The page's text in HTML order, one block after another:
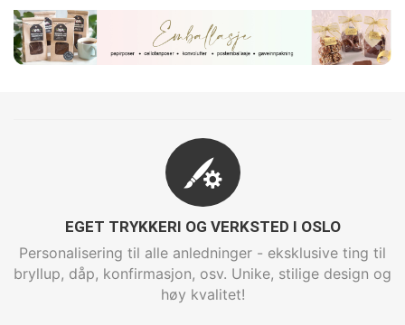
EGET TRYKKERI OG VERKSTED I OSLO
Personalisering til alle anledninger - eksklusive ting til
bryllup, dåp, konfirmasjon, osv. Unike, stilige design og
høy kvalitet!